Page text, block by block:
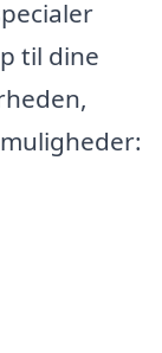
til dine